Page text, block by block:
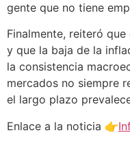
gente que no tiene
Finalmente, reiteró
y que la baja de la
la consistencia
mercados no siempre
el largo plazo
Enlace a la noticia 👉